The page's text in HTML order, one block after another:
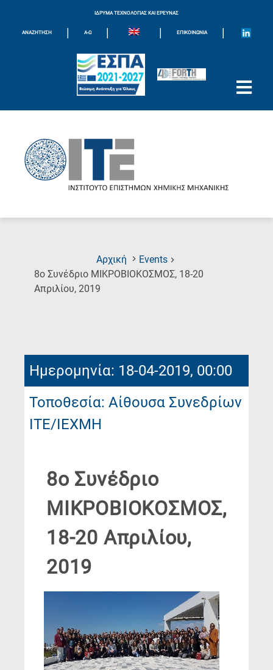
ΙΔΡΥΜΑ ΤΕΧΝΟΛΟΓΙΑΣ ΚΑΙ ΕΡΕΥΝΑΣ
ΑΝΑΖΗΤΗΣΗ | Α-Ω | | ΕΠΙΚΟΙΝΩΝΊΑ |
Αρχική
Events
8ο Συνέδριο ΜΙΚΡΟΒΙΟΚΟΣΜΟΣ, 18-20
Απριλίου, 2019
Ημερομηνία: 18-04-2019, 00:00
Τοποθεσία: Αίθουσα Συνεδρίων
ΙΤΕ/ΙΕΧΜΗ
8ο Συνέδριο
ΜΙΚΡΟΒΙΟΚΟΣΜΟΣ,
18-20 Απριλίου,
2019